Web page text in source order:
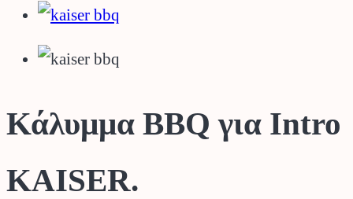
Κάλυμμα BBQ για Intro
KAISER.